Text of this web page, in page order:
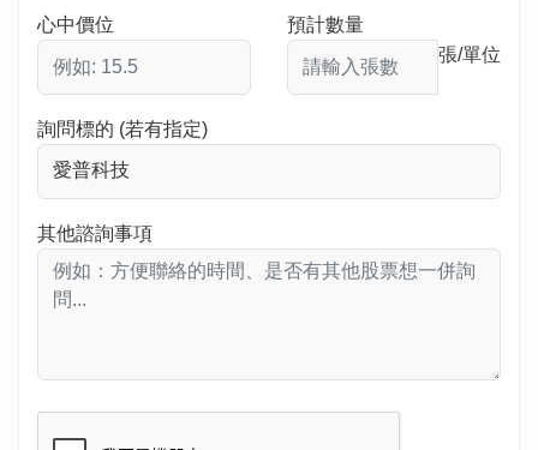
心中價位
預計數量
張/單位
詢問標的 (若有指定)
其他諮詢事項